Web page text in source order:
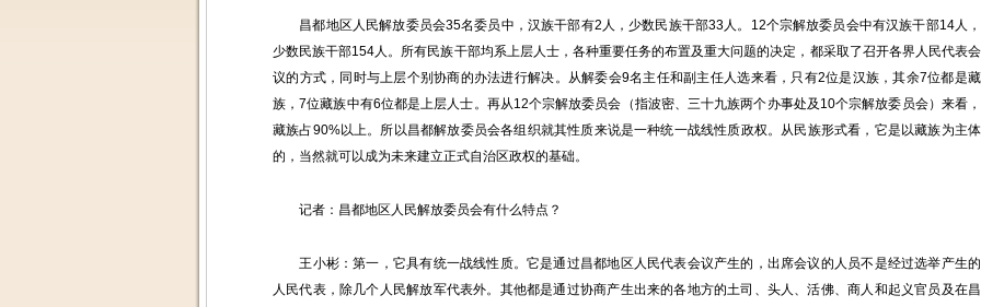
昌都地区人民解放委员会35名委员中，汉族干部有2人，少数民族干部33人。12个宗解放委员会中有汉族干部14人，
少数民族干部154人。所有民族干部均系上层人士，各种重要任务的布置及重大问题的决定，都采取了召开各界人民代表会
议的方式，同时与上层个别协商的办法进行解决。从解委会9名主任和副主任人选来看，只有2位是汉族，其余7位都是藏
族，7位藏族中有6位都是上层人士。再从12个宗解放委员会（指波密、三十九族两个办事处及10个宗解放委员会）来看，
藏族占90%以上。所以昌都解放委员会各组织就其性质来说是一种统一战线性质政权。从民族形式看，它是以藏族为主体
的，当然就可以成为未来建立正式自治区政权的基础。
记者：昌都地区人民解放委员会有什么特点？
王小彬：第一，它具有统一战线性质。它是通过昌都地区人民代表会议产生的，出席会议的人员不是经过选举产生的
人民代表，除几个人民解放军代表外。其他都是通过协商产生出来的各地方的土司、头人、活佛、商人和起义官员及在昌